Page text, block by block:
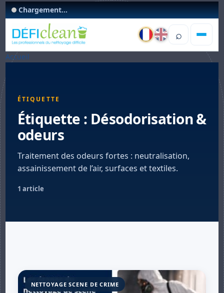
Chargement...
⌕
Accueil
ÉTIQUETTE
Étiquette : Désodorisation &
odeurs
Traitement des odeurs fortes : neutralisation,
assainissement de l’air, surfaces et textiles.
1 article
NETTOYAGE SCENE DE CRIME